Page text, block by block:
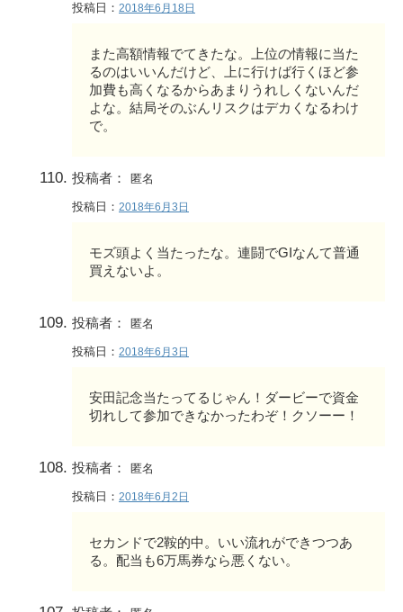
投稿日： 2018年6月18日
また高額情報でてきたな。上位の情報に当た
るのはいいんだけど、上に行けば行くほど参
加費も高くなるからあまりうれしくないんだ
よな。結局そのぶんリスクはデカくなるわけ
で。
投稿者： 匿名
投稿日： 2018年6月3日
モズ頭よく当たったな。連闘でGIなんて普通
買えないよ。
投稿者： 匿名
投稿日： 2018年6月3日
安田記念当たってるじゃん！ダービーで資金
切れして参加できなかったわぞ！クソーー！
投稿者： 匿名
投稿日： 2018年6月2日
セカンドで2鞍的中。いい流れができつつあ
る。配当も6万馬券なら悪くない。